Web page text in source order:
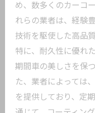
プロの技術
カーコー
ポイント
長持ちする
成功事例に
カーコーティ
め、数多くのカーコ
れらの業者は、経験
技術を駆使した高品
特に、耐久性に優れ
期間車の美しさを保
た、業者によっては
を提供しており、定